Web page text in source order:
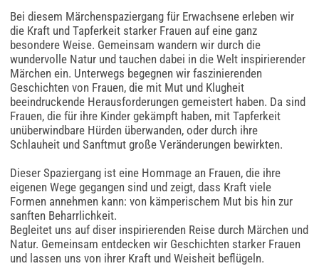
Bei diesem Märchenspaziergang für Erwachsene erleben wir
die Kraft und Tapferkeit starker Frauen auf eine ganz
besondere Weise. Gemeinsam wandern wir durch die
wundervolle Natur und tauchen dabei in die Welt inspirierender
Märchen ein. Unterwegs begegnen wir faszinierenden
Geschichten von Frauen, die mit Mut und Klugheit
beeindruckende Herausforderungen gemeistert haben. Da sind
Frauen, die für ihre Kinder gekämpft haben, mit Tapferkeit
unüberwindbare Hürden überwanden, oder durch ihre
Schlauheit und Sanftmut große Veränderungen bewirkten.
Dieser Spaziergang ist eine Hommage an Frauen, die ihre
eigenen Wege gegangen sind und zeigt, dass Kraft viele
Formen annehmen kann: von kämperischem Mut bis hin zur
sanften Beharrlichkeit.
Begleitet uns auf diser inspirierenden Reise durch Märchen und
Natur. Gemeinsam entdecken wir Geschichten starker Frauen
und lassen uns von ihrer Kraft und Weisheit beflügeln.